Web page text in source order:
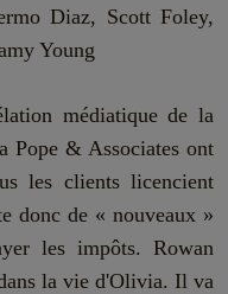
Diaz, Scott Foley,
Young
médiatique de la
& Associates ont
les clients licencient
donc de « nouveaux »
les impôts. Rowan
la vie d'Olivia. Il va